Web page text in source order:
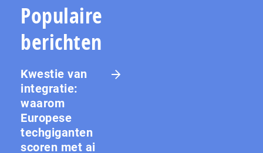
Populaire
berichten
Kwestie van
integratie:
waarom
Europese
techgiganten
scoren met ai